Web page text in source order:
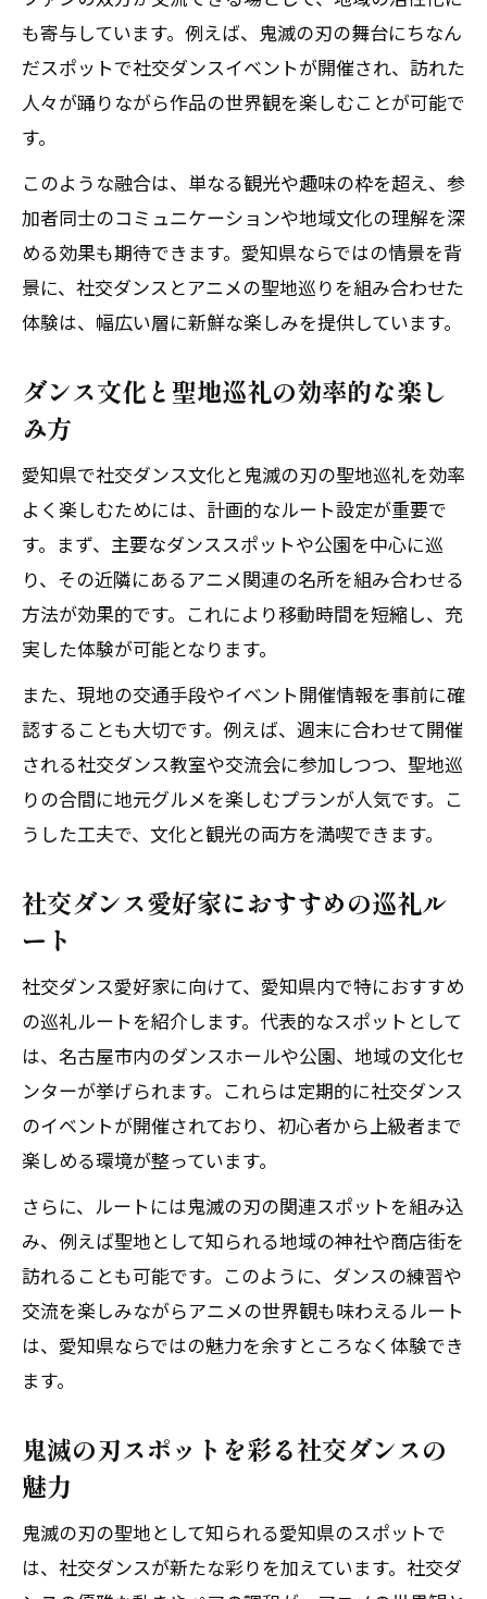
も寄与しています。例えば、鬼滅の刃の舞台にちなん
だスポットで社交ダンスイベントが開催され、訪れた
人々が踊りながら作品の世界観を楽しむことが可能で
す。
このような融合は、単なる観光や趣味の枠を超え、参
加者同士のコミュニケーションや地域文化の理解を深
める効果も期待できます。愛知県ならではの情景を背
景に、社交ダンスとアニメの聖地巡りを組み合わせた
体験は、幅広い層に新鮮な楽しみを提供しています。
ダンス文化と聖地巡礼の効率的な楽し
み方
愛知県で社交ダンス文化と鬼滅の刃の聖地巡礼を効率
よく楽しむためには、計画的なルート設定が重要で
す。まず、主要なダンススポットや公園を中心に巡
り、その近隣にあるアニメ関連の名所を組み合わせる
方法が効果的です。これにより移動時間を短縮し、充
実した体験が可能となります。
また、現地の交通手段やイベント開催情報を事前に確
認することも大切です。例えば、週末に合わせて開催
される社交ダンス教室や交流会に参加しつつ、聖地巡
りの合間に地元グルメを楽しむプランが人気です。こ
うした工夫で、文化と観光の両方を満喫できます。
社交ダンス愛好家におすすめの巡礼ル
ート
社交ダンス愛好家に向けて、愛知県内で特におすすめ
の巡礼ルートを紹介します。代表的なスポットとして
は、名古屋市内のダンスホールや公園、地域の文化セ
ンターが挙げられます。これらは定期的に社交ダンス
のイベントが開催されており、初心者から上級者まで
楽しめる環境が整っています。
さらに、ルートには鬼滅の刃の関連スポットを組み込
み、例えば聖地として知られる地域の神社や商店街を
訪れることも可能です。このように、ダンスの練習や
交流を楽しみながらアニメの世界観も味わえるルート
は、愛知県ならではの魅力を余すところなく体験でき
ます。
鬼滅の刃スポットを彩る社交ダンスの
魅力
鬼滅の刃の聖地として知られる愛知県のスポットで
は、社交ダンスが新たな彩りを加えています。社交ダ